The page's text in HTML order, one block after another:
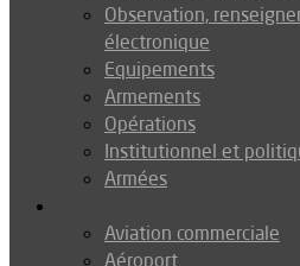
Observation,
électronique
Equipements
Armements
Opérations
Institutionnel et
Armées
Aviation commerciale
Aéroport